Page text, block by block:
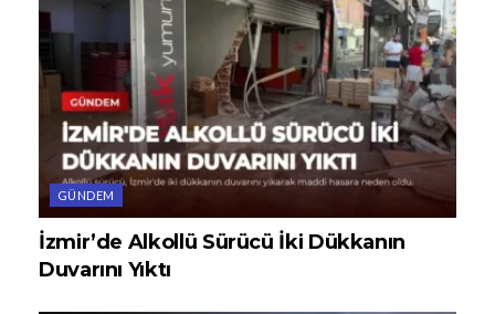
GÜNDEM
İzmir’de Alkollü Sürücü İki Dükkanın
Duvarını Yıktı